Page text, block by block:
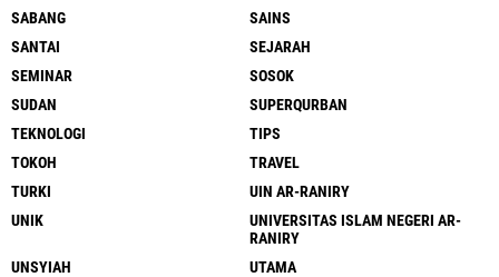
SABANG
SAINS
SANTAI
SEJARAH
SEMINAR
SOSOK
SUDAN
SUPERQURBAN
TEKNOLOGI
TIPS
TOKOH
TRAVEL
TURKI
UIN AR-RANIRY
UNIK
UNIVERSITAS ISLAM NEGERI AR-
RANIRY
UNSYIAH
UTAMA